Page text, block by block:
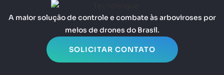
A maior solução de controle e combate às arboviroses por
meios de drones do Brasil.
SOLICITAR CONTATO